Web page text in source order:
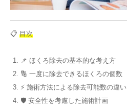
📋 目次
📌 ほくろ除去の基本的な考え方
🔢 一度に除去できるほくろの個数
⚡ 施術方法による除去可能数の違い
🛡️ 安全性を考慮した施術計画